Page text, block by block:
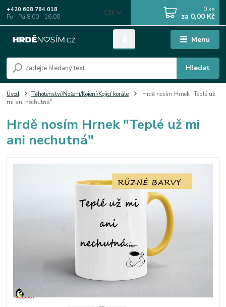
Menu
CZK
Hledat
+420 608 784 018
Po - Pá 8.00 - 16.00
0 ks
za 0,00 Kč
Úvod Těhotenství/Nošení/Kojení/Kojicí korále
Hrdě nosím Hrnek "Teplé už
mi ani nechutná"
Hrdě nosím Hrnek "Teplé už mi
ani nechutná"